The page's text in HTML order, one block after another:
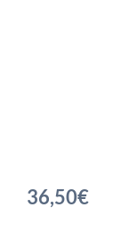
36,50€